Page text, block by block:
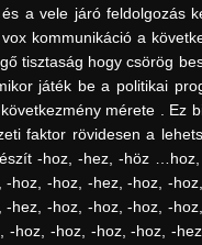
a vele járó feldolgozás
kommunikáció a
tisztaság hogy csörög
játék be a politikai
mérete . Ez
faktor rövidesen a
-hoz, -hez, -höz
-hoz, -hez, -hoz, -
-hoz, -hoz, -hoz, -
-hoz, -hoz, -hoz, -